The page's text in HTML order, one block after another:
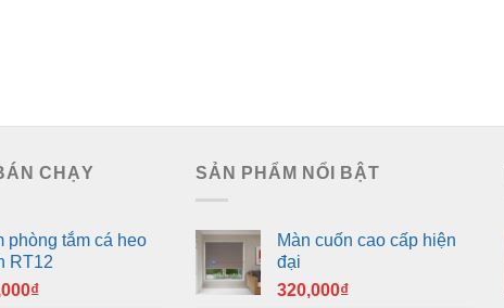
CHẠY
phòng tắm cá heo
RT12
₫
SẢN PHẨM NỔI BẬT
Màn cuốn cao cấp hiện
đại
320,000₫